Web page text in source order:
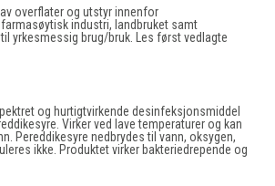
overflater og utstyr innenfor
industri, landbruket samt
yrkesmessig brug/bruk. Les først vedlagte
og hurtigtvirkende desinfeksjonsmiddel
Virker ved lave temperaturer og kan
Pereddikesyre nedbrydes til vann, oksygen,
ikke. Produktet virker bakteriedrepende og